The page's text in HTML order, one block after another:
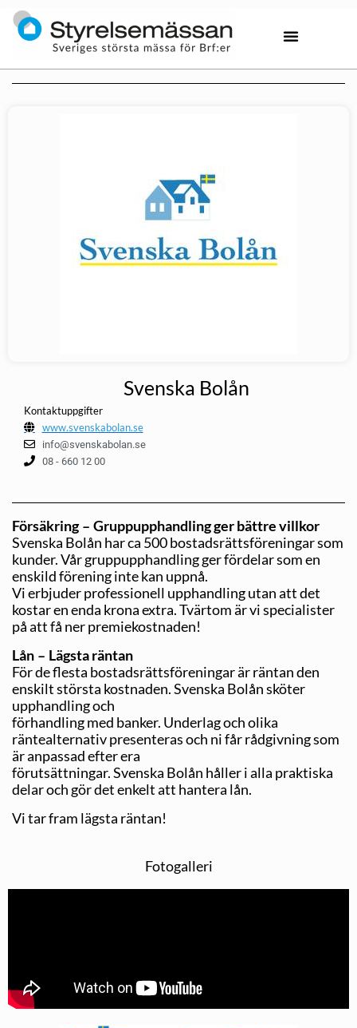
Svenska Bolån
Kontaktuppgifter
www.svenskabolan.se
info@svenskabolan.se
08 - 660 12 00
Försäkring – Gruppupphandling ger bättre villkor
Svenska Bolån har ca 500 bostadsrättsföreningar som
kunder. Vår gruppupphandling ger fördelar som en
enskild förening inte kan uppnå.
Vi erbjuder professionell upphandling utan att det
kostar en enda krona extra. Tvärtom är vi specialister
på att få ner premiekostnaden!
Lån – Lägsta räntan
För de flesta bostadsrättsföreningar är räntan den
enskilt största kostnaden. Svenska Bolån sköter
upphandling och
förhandling med banker. Underlag och olika
räntealternativ presenteras och ni får rådgivning som
är anpassad efter era
förutsättningar. Svenska Bolån håller i alla praktiska
delar och gör det enkelt att hantera lån.
Vi tar fram lägsta räntan!
Fotogalleri